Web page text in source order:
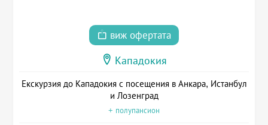
виж офертата
Кападокия
Екскурзия до Кападокия с посещения в Анкара, Истанбул
и Лозенград
+ полупансион